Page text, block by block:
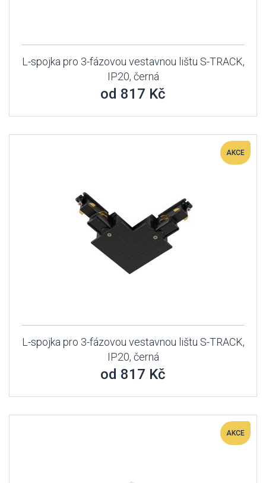
L-spojka pro 3-fázovou vestavnou lištu S-TRACK,
IP20, černá
od 817 Kč
AKCE
L-spojka pro 3-fázovou vestavnou lištu S-TRACK,
IP20, černá
od 817 Kč
AKCE